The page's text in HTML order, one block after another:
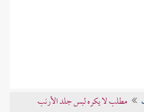
مطلب لا يكره لبس جلد الأرنب